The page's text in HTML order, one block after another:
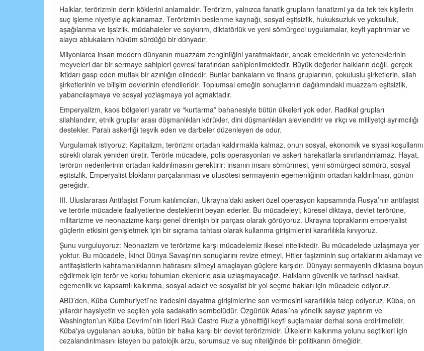
Halklar, terörizmin derin köklerini anlamalıdır. Terörizm, yalnızca fanatik grupların fanatizmi ya da tek tek kişilerin
suç işleme niyetiyle açıklanamaz. Terörizmin beslenme kaynağı, sosyal eşitsizlik, hukuksuzluk ve yoksulluk,
aşağılanma ve işsizlik, müdahaleler ve soykırım, diktatörlük ve yeni sömürgeci uygulamalar, keyfi yaptırımlar ve
alaycı ablukaların hüküm sürdüğü bir dünyadır.
Milyonlarca insan modern dünyanın muazzam zenginliğini yaratmaktadır, ancak emeklerinin ve yeteneklerinin
meyveleri dar bir sermaye sahipleri çevresi tarafından sahiplenilmektedir. Büyük değerler halkların değil, gerçek
iktidarı gasp eden mutlak bir azınlığın elindedir. Bunlar bankaların ve finans gruplarının, çokuluslu şirketlerin, silah
şirketlerinin ve bilişim devlerinin efendileridir. Toplumsal emeğin sonuçlarının dağılımındaki muazzam eşitsizlik,
yabancılaşmaya ve sosyal yozlaşmaya yol açmaktadır.
Emperyalizm, kaos bölgeleri yaratır ve “kurtarma” bahanesiyle bütün ülkeleri yok eder. Radikal grupları
silahlandırır, etnik gruplar arası düşmanlıkları körükler, dini düşmanlıkları alevlendirir ve ırkçı ve milliyetçi ayrımcılığı
destekler. Paralı askerliği teşvik eden ve darbeler düzenleyen de odur.
Vurgulamak istiyoruz: Kapitalizm, terörizmi ortadan kaldırmakla kalmaz, onun sosyal, ekonomik ve siyasi koşullarını
sürekli olarak yeniden üretir. Terörle mücadele, polis operasyonları ve askeri harekatlarla sınırlandırılamaz. Hayat,
terörün nedenlerinin ortadan kaldırılmasını gerektirir: insanın insanı sömürmesi, yeni sömürgeci sömürü, sosyal
eşitsizlik. Emperyalist blokların parçalanması ve ulusötesi sermayenin egemenliğinin ortadan kaldırılması, günün
gereğidir.
III. Uluslararası Antifaşist Forum katılımcıları, Ukrayna’daki askeri özel operasyon kapsamında Rusya’nın antifaşist
ve terörle mücadele faaliyetlerine desteklerini beyan ederler. Bu mücadeleyi, küresel diktaya, devlet terörüne,
militarizme ve neonazizme karşı genel direnişin bir parçası olarak görüyoruz. Ukrayna topraklarını emperyalist
güçlerin etkisini genişletmek için bir sıçrama tahtası olarak kullanma girişimlerini kararlılıkla kınıyoruz.
Şunu vurguluyoruz: Neonazizm ve terörizme karşı mücadelemiz ilkesel niteliktedir. Bu mücadelede uzlaşmaya yer
yoktur. Bu mücadele, İkinci Dünya Savaşı'nın sonuçlarını revize etmeyi, Hitler faşizminin suç ortaklarını aklamayı ve
antifaşistlerin kahramanlıklarının hatırasını silmeyi amaçlayan güçlere karşıdır. Dünyayı sermayenin diktasına boyun
eğdirmek için terör ve korku tohumları ekenlerle asla uzlaşmayacağız. Halkların güvenlik ve tarihsel hakikat,
egemenlik ve kapsamlı kalkınma, sosyal adalet ve sosyalist bir yol seçme hakları için mücadele ediyoruz.
ABD’den, Küba Cumhuriyeti’ne iradesini dayatma girişimlerine son vermesini kararlılıkla talep ediyoruz. Küba, on
yıllardır haysiyetin ve seçilen yola sadakatin sembolüdür. Özgürlük Adası’na yönelik sayısız yaptırım ve
Washington’un Küba Devrimi’nin lideri Raúl Castro Ruz’a yönelttiği keyfi suçlamalar derhal sona erdirilmelidir.
Küba'ya uygulanan abluka, bütün bir halka karşı bir devlet terörizmidir. Ülkelerin kalkınma yolunu seçtikleri için
cezalandırılmasını isteyen bu patolojik arzu, sorumsuz ve suç niteliğinde bir politikanın örneğidir.